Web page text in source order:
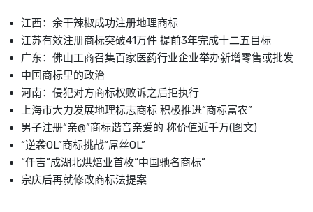
江西：余干辣椒成功注册地理商标
江苏有效注册商标突破41万件 提前3年完成十二五目标
广东：佛山工商召集百家医药行业企业举办新增零售或批发
中国商标里的政治
河南：侵犯对方商标权败诉之后拒执行
上海市大力发展地理标志商标 积极推进“商标富农”
男子注册“亲@”商标谐音亲爱的 称价值近千万(图文)
“逆袭OL”商标挑战“屌丝OL”
“仟吉”成湖北烘焙业首枚“中国驰名商标”
宗庆后再就修改商标法提案